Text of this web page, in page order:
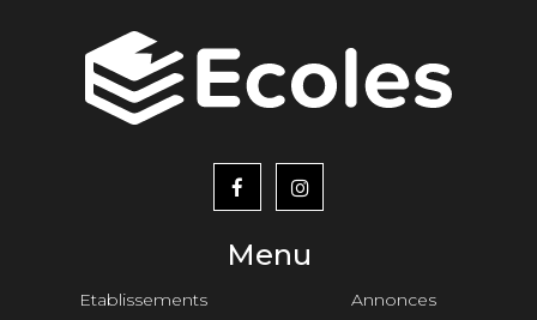
Menu
Etablissements
menu
footer2
Annonces